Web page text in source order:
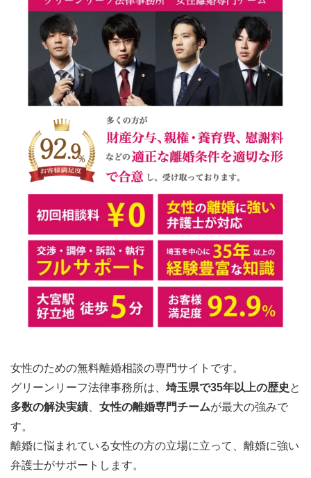
女性のための無料離婚相談の専門サイトです。
グリーンリーフ法律事務所は、 埼玉県で35年以上の歴史 と
多数の解決実績
女性の離婚専門チームが最大の強みで
す。
離婚に悩まれている女性の方の立場に立って、離婚に強い
弁護士がサポートします。